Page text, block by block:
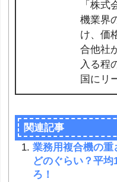
「株
機業界
け、価
合他社
入る程
国にリ
関連記事
業務用複合機の
どのぐらい？平
ろ！